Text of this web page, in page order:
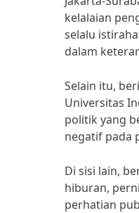
kelalaian
selalu
dalam
Selain itu,
Universitas
politik yang
negatif pada
Di sisi lain,
hiburan,
perhatian